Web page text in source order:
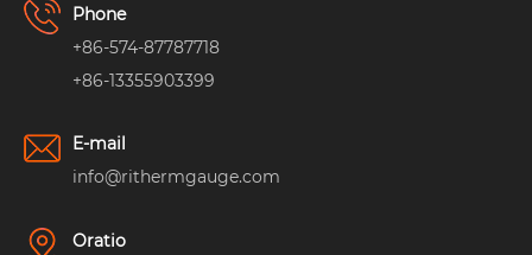
Phone
+86-574-87787718
+86-13355903399
E-mail
info@rithermgauge.com
Oratio